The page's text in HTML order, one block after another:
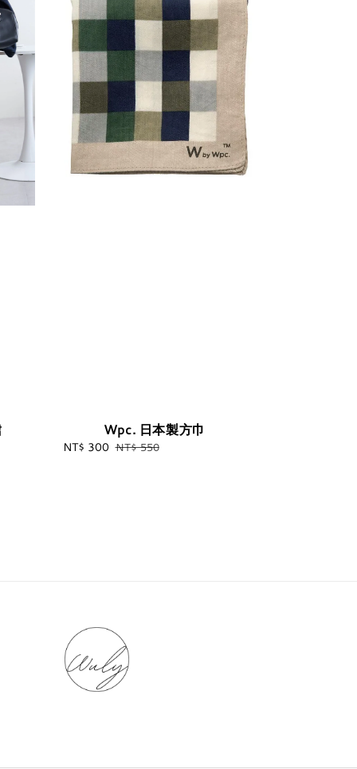
Wpc. 日本製方巾
Sale
NT$ 300 Regular
NT$ 550